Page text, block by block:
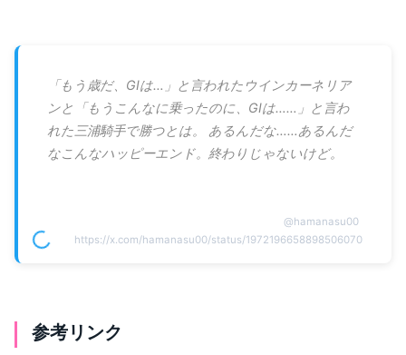
「もう歳だ、GⅠは…」と言われたウインカーネリア
ンと「もうこんなに乗ったのに、GⅠは……」と言わ
れた三浦騎手で勝つとは。 あるんだな……あるんだ
なこんなハッピーエンド。終わりじゃないけど。
@hamanasu00
https://x.com/hamanasu00/status/1972196658898506070
参考リンク